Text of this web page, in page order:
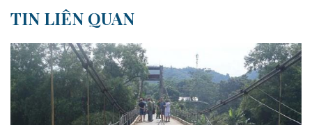
TIN LIÊN QUAN